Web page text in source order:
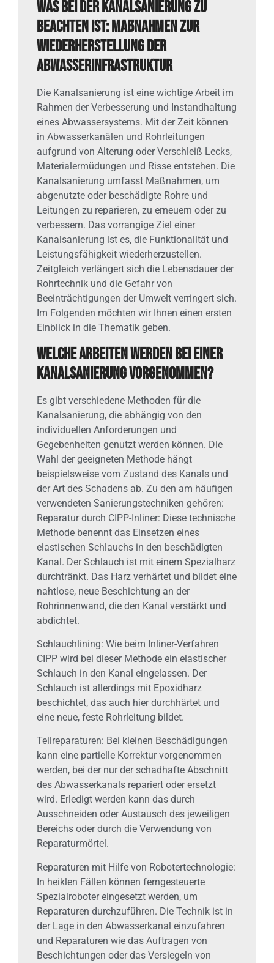
Was bei der Kanalsanierung zu
beachten ist: Maßnahmen zur
Wiederherstellung der
Abwasserinfrastruktur
Die Kanalsanierung ist eine wichtige Arbeit im
Rahmen der Verbesserung und Instandhaltung
eines Abwassersystems. Mit der Zeit können
in Abwasserkanälen und Rohrleitungen
aufgrund von Alterung oder Verschleiß Lecks,
Materialermüdungen und Risse entstehen. Die
Kanalsanierung umfasst Maßnahmen, um
abgenutzte oder beschädigte Rohre und
Leitungen zu reparieren, zu erneuern oder zu
verbessern. Das vorrangige Ziel einer
Kanalsanierung ist es, die Funktionalität und
Leistungsfähigkeit wiederherzustellen.
Zeitgleich verlängert sich die Lebensdauer der
Rohrtechnik und die Gefahr von
Beeinträchtigungen der Umwelt verringert sich.
Im Folgenden möchten wir Ihnen einen ersten
Einblick in die Thematik geben.
Welche Arbeiten werden bei einer
Kanalsanierung vorgenommen?
Es gibt verschiedene Methoden für die
Kanalsanierung, die abhängig von den
individuellen Anforderungen und
Gegebenheiten genutzt werden können. Die
Wahl der geeigneten Methode hängt
beispielsweise vom Zustand des Kanals und
der Art des Schadens ab. Zu den am häufigen
verwendeten Sanierungstechniken gehören:
Reparatur durch CIPP-Inliner: Diese technische
Methode benennt das Einsetzen eines
elastischen Schlauchs in den beschädigten
Kanal. Der Schlauch ist mit einem Spezialharz
durchtränkt. Das Harz verhärtet und bildet eine
nahtlose, neue Beschichtung an der
Rohrinnenwand, die den Kanal verstärkt und
abdichtet.
Schlauchlining: Wie beim Inliner-Verfahren
CIPP wird bei dieser Methode ein elastischer
Schlauch in den Kanal eingelassen. Der
Schlauch ist allerdings mit Epoxidharz
beschichtet, das auch hier durchhärtet und
eine neue, feste Rohrleitung bildet.
Teilreparaturen: Bei kleinen Beschädigungen
kann eine partielle Korrektur vorgenommen
werden, bei der nur der schadhafte Abschnitt
des Abwasserkanals repariert oder ersetzt
wird. Erledigt werden kann das durch
Ausschneiden oder Austausch des jeweiligen
Bereichs oder durch die Verwendung von
Reparaturmörtel.
Reparaturen mit Hilfe von Robotertechnologie:
In heiklen Fällen können ferngesteuerte
Spezialroboter eingesetzt werden, um
Reparaturen durchzuführen. Die Technik ist in
der Lage in den Abwasserkanal einzufahren
und Reparaturen wie das Auftragen von
Beschichtungen oder das Versiegeln von